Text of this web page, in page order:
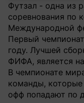
Футзал - одна из
соревнования по
Международной
Первый
году. Лучшей
ФИФА, является
В чемпионате
команды, которые
офф попадают по